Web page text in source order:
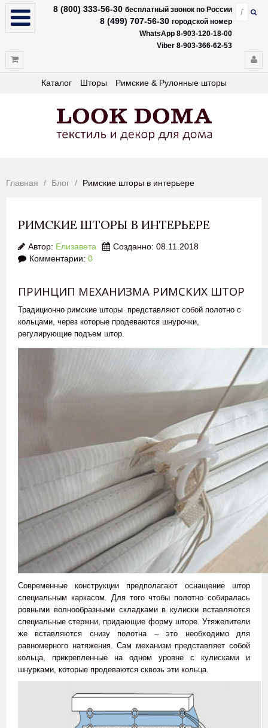
8 (800) 333-56-30 бесплатный звонок по России
8 (499) 707-56-30 городской номер
WhatsApp 8-903-120-18-00
Viber 8-903-366-62-53
Каталог Шторы Римские & Рулонные шторы
Главная Блог Римские шторы в интерьере
РИМСКИЕ ШТОРЫ В ИНТЕРЬЕРЕ
Автор: Елизавета
Созданно: 08.11.2018
Комментарии: 0
ПРИНЦИП МЕХАНИЗМА РИМСКИХ ШТОР
Традиционно римские шторы представляют собой полотно с
кольцами, через которые продеваются шнурочки,
регулирующие подъем штор.
Современные конструкции предполагают оснащение штор
специальным каркасом. Для того чтобы полотно собиралась
ровными волнообразными складками в кулиски вставляются
специальные стержни, придающие форму шторе. Утяжелители
же вставляются снизу полотна – это необходимо для
равномерного натяжения. Сам механизм представляет собой
кольца, прикрепленные на одном уровне с кулисками и
шнурками, которые продеваются сквозь эти кольца.